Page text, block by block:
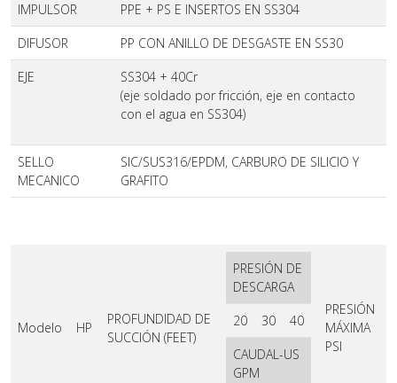
IMPULSOR
PPE + PS E INSERTOS EN SS304
DIFUSOR
PP CON ANILLO DE DESGASTE EN SS30
EJE
SS304 + 40Cr
(eje soldado por fricción, eje en contacto
con el agua en SS304)
SELLO
MECANICO
SIC/SUS316/EPDM, CARBURO DE SILICIO Y
GRAFITO
Modelo HP
PROFUNDIDAD DE
SUCCIÓN (FEET)
PRESIÓN DE
DESCARGA
20
30
40
CAUDAL-US
GPM
PRESIÓN
MÁXIMA
PSI